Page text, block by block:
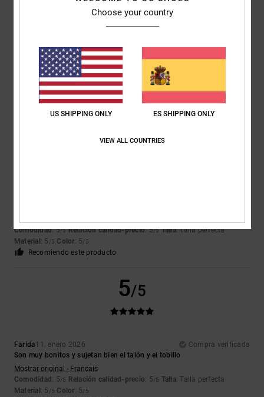
26. enero 2026
Son unos zapatos bonitos, pero tallan pequeños
Mostrar original - Français
Comodidad: 3/5 Relación calidad-precio: 3/5 Talla: Demasiado pequeño
Material: 4/5 Color: 5/5
5/5
Comodidad: 5/5 Relación calidad-precio: 5/5 Talla: Talla perfecta
Material : 5 /5 Color: 5/5
Recomiendo este producto
5/5
Farida11. enero 2026
Compra verificada
Son muy bonitos y sujetan bien el talón y el tobillo
Mostrar original - Français
Comodidad : 5/5 Relación calidad-precio: 5/5 Talla: Talla perfecta
Material : 5 /5 Color: 5/5
Choose your country
US SHIPPING ONLY ES SHIPPING ONLY
VIEW ALL COUNTRIES